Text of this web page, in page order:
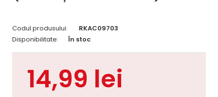
Codul produsului:
RKAC09703
Disponibilitate:
În stoc
14,99 lei